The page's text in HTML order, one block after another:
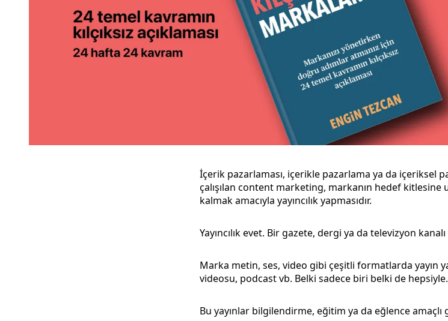
İçerik pazarlaması, içerikle pazarlama ya da içeriksel
çalışılan content marketing, markanın hedef
kalmak amacıyla yayıncılık yapmasıdır.
Yayıncılık evet. Bir gazete, dergi ya da televizyon
Marka metin, ses, video gibi çeşitli formatlarda yayın
videosu, podcast vb. Belki sadece biri belki de
Bu yayınlar bilgilendirme, eğitim ya da eğlence amaçlı